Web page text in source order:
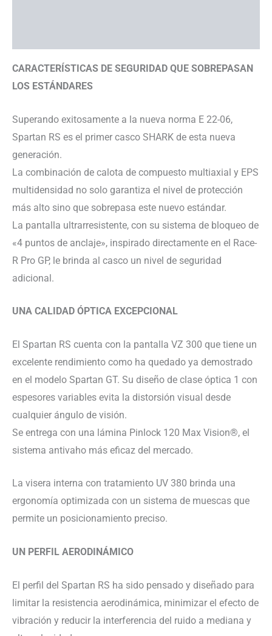
CARACTERÍSTICAS DE SEGURIDAD QUE SOBREPASAN
LOS ESTÁNDARES
Superando exitosamente a la nueva norma E 22-06,
Spartan RS es el primer casco SHARK de esta nueva
generación.
La combinación de calota de compuesto multiaxial y EPS
multidensidad no solo garantiza el nivel de protección
más alto sino que sobrepasa este nuevo estándar.
La pantalla ultrarresistente, con su sistema de bloqueo de
«4 puntos de anclaje», inspirado directamente en el Race-
R Pro GP, le brinda al casco un nivel de seguridad
adicional.
UNA CALIDAD ÓPTICA EXCEPCIONAL
El Spartan RS cuenta con la pantalla VZ 300 que tiene un
excelente rendimiento como ha quedado ya demostrado
en el modelo Spartan GT. Su diseño de clase óptica 1 con
espesores variables evita la distorsión visual desde
cualquier ángulo de visión.
Se entrega con una lámina Pinlock 120 Max Vision®, el
sistema antivaho más eficaz del mercado.
La visera interna con tratamiento UV 380 brinda una
ergonomía optimizada con un sistema de muescas que
permite un posicionamiento preciso.
UN PERFIL AERODINÁMICO
El perfil del Spartan RS ha sido pensado y diseñado para
limitar la resistencia aerodinámica, minimizar el efecto de
vibración y reducir la interferencia del ruido a mediana y